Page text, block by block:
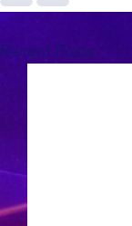
Recent Posts